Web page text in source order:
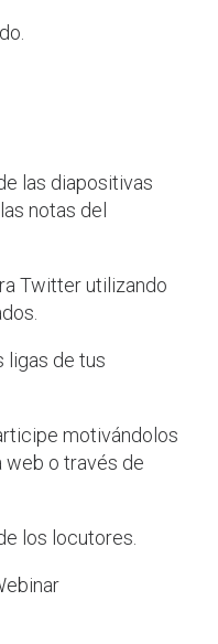
las diapositivas
notas del
Twitter utilizando
ligas de tus
motivándolos
web o través de
los locutores.